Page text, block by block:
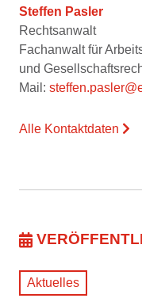
Steffen Pasler
Rechtsanwalt
Fachanwalt für
und
Mail:
Alle Kontaktdaten
Aktuelles